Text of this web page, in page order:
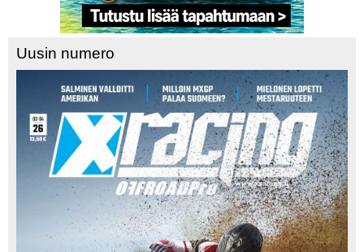
Uusin numero